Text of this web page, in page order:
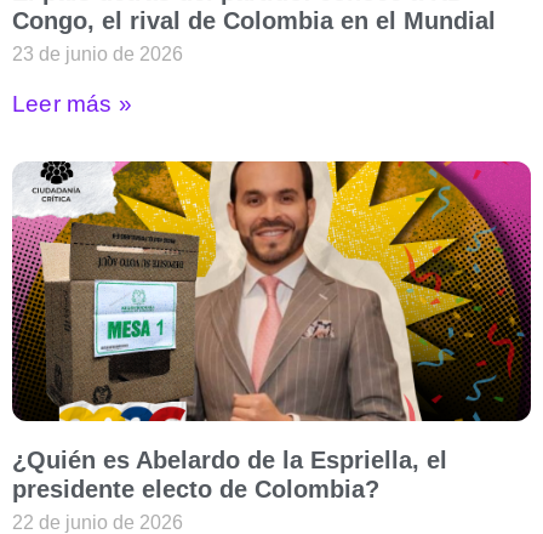
Congo, el rival de Colombia en el Mundial
23 de junio de 2026
Leer más »
¿Quién es Abelardo de la Espriella, el
presidente electo de Colombia?
22 de junio de 2026